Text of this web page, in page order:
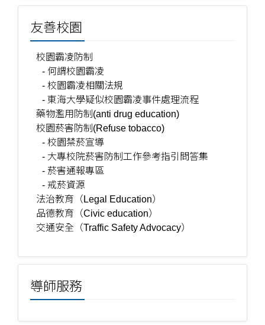
友善校園
校園霸凌防制
- 何謂校園霸凌
- 校園霸凌相關法規
- 東海大學疑似校園霸凌事件處理流程
藥物濫用防制(anti drug education)
校園菸害防制(Refuse tobacco)
- 校園禁菸宣導
- 大專校院菸害防制工作參考指引問答集
- 菸害通報專區
- 戒菸資源
法治教育（Legal Education）
品德教育（Civic education）
交通安全（Traffic Safety Advocacy）
導師服務